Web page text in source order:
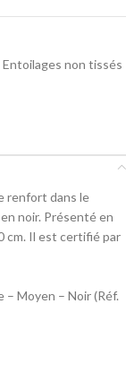
Entoilages non tissés
renfort dans le
noir. Présenté en
cm. Il est certifié par
Moyen – Noir (Réf.